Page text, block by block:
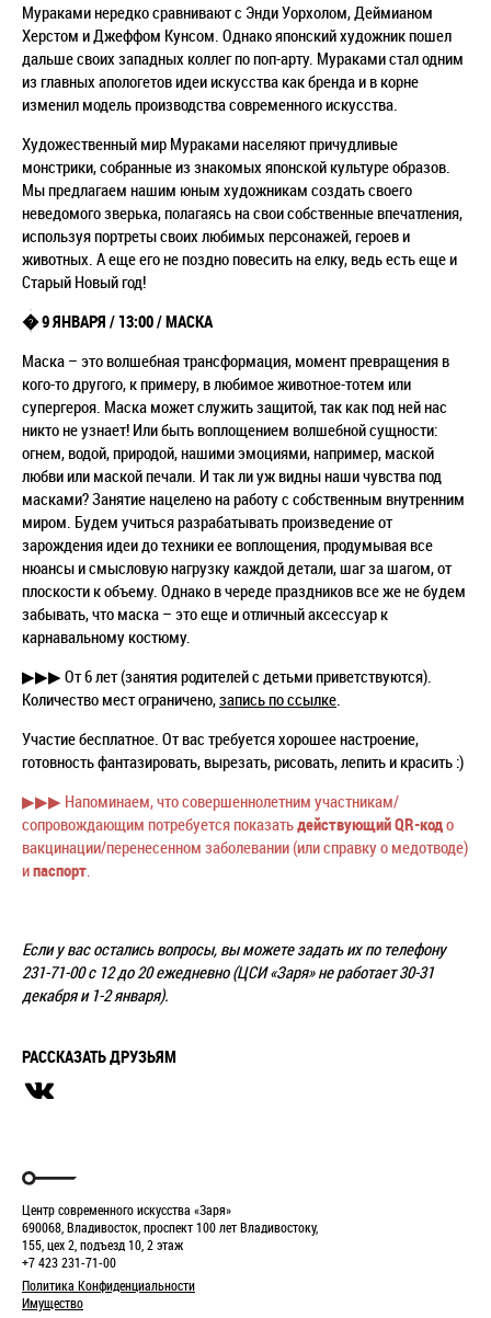
Мураками нередко сравнивают с Энди Уорхолом, Деймианом
Херстом и Джеффом Кунсом. Однако японский художник пошел
дальше своих западных коллег по поп-арту. Мураками стал одним
из главных апологетов идеи искусства как бренда и в корне
изменил модель производства современного искусства.
Художественный мир Мураками населяют причудливые
монстрики, собранные из знакомых японской культуре образов.
Мы предлагаем нашим юным художникам создать своего
неведомого зверька, полагаясь на свои собственные впечатления,
используя портреты своих любимых персонажей, героев и
животных. А еще его не поздно повесить на елку, ведь есть еще и
Старый Новый год!
� 9 ЯНВАРЯ / 13:00 / МАСКА
Маска – это волшебная трансформация, момент превращения в
кого-то другого, к примеру, в любимое животное-тотем или
супергероя. Маска может служить защитой, так как под ней нас
никто не узнает! Или быть воплощением волшебной сущности:
огнем, водой, природой, нашими эмоциями, например, маской
любви или маской печали. И так ли уж видны наши чувства под
масками? Занятие нацелено на работу с собственным внутренним
миром. Будем учиться разрабатывать произведение от
зарождения идеи до техники ее воплощения, продумывая все
нюансы и смысловую нагрузку каждой детали, шаг за шагом, от
плоскости к объему. Однако в череде праздников все же не будем
забывать, что маска – это еще и отличный аксессуар к
карнавальному костюму.
▶▶▶От 6 лет (занятия родителей с детьми приветствуются).
Количество мест ограничено,запись по ссылке.
Участие бесплатное. От вас требуется хорошее настроение,
готовность фантазировать, вырезать, рисовать, лепить и красить :)
▶▶▶ Напоминаем, что совершеннолетним участникам/
сопровождающим потребуется показатьдействующий QR-кодо
вакцинации/перенесенном заболевании (или справку о медотводе)
ипаспорт.
Если у вас остались вопросы, вы можете задать их по телефону
231-71-00 с 12 до 20 ежедневно (ЦСИ «Заря» не работает 30-31
декабря и 1-2 января).
РАССКАЗАТЬ ДРУЗЬЯМ
Центр современного искусства «Заря»
690068, Владивосток, проспект 100 лет Владивостоку,
155, цех 2, подъезд 10, 2 этаж
+7 423 231-71-00
Политика Конфиденциальности
Имущество